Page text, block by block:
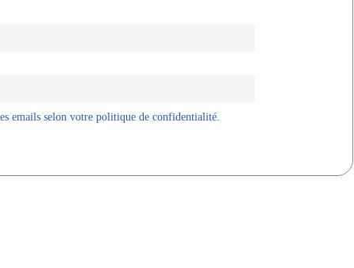
emails selon votre politique de confidentialité.